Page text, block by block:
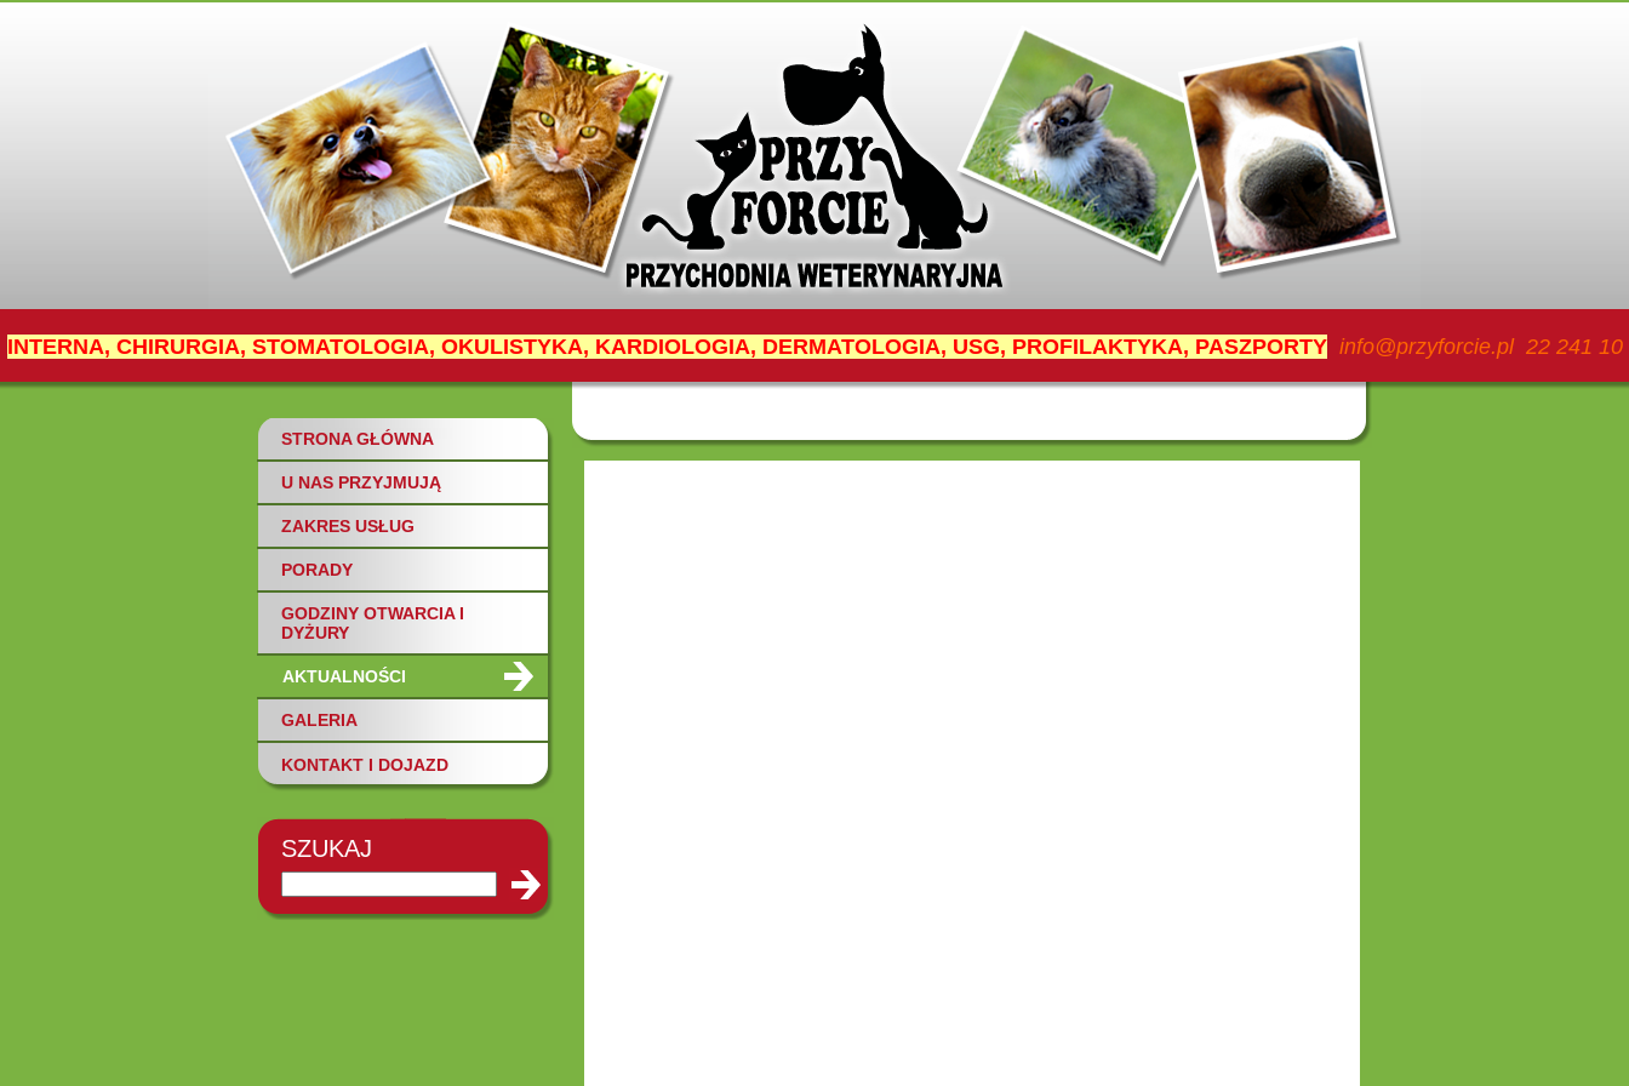
INTERNA, CHIRURGIA, STOMATOLOGIA, OKULISTYKA, KARDIOLOGIA, DERMATOLOGIA, USG, PROFILAKTYKA, PASZPORTY info@przyforcie.pl 22 241 10
STRONA GŁÓWNA
U NAS PRZYJMUJĄ
ZAKRES USŁUG
PORADY
GODZINY OTWARCIA I
DYŻURY
AKTUALNOŚCI
GALERIA
KONTAKT I DOJAZD
SZUKAJ